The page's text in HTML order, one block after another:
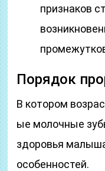
признаков
Порядок
В котором
ые молочные
здоровья
особенностей.